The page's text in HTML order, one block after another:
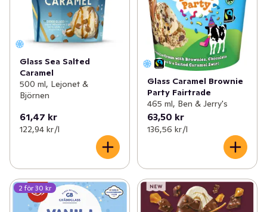
Glass Sea Salted
Caramel
500 ml, Lejonet &
Björnen
61,47 kr
122,94 kr /l
Glass Caramel Brownie
Party Fairtrade
465 ml, Ben & Jerry's
63,50 kr
136,56 kr /l
2 för 30 kr